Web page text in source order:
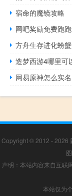
宿命的魔镜攻略
网吧奖励免费跑
方舟生存进化螃
造梦西游4哪里可
网易原神怎么实名
Copyright © 2012 - 2026
图
声明：本站内容来自互联
本站仅为